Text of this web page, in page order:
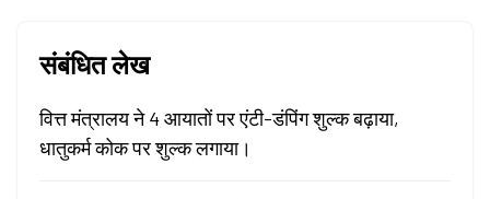
संबंधित लेख
वित्त मंत्रालय ने 4 आयातों पर एंटी-डंपिंग शुल्क बढ़ाया,
धातुकर्म कोक पर शुल्क लगाया।